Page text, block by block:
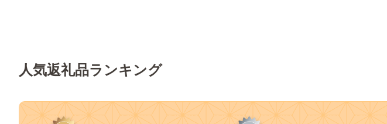
人気返礼品ランキング